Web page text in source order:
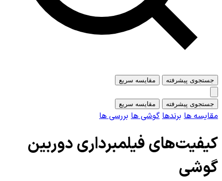
پیشرفته مقایسه سریع
پیشرفته مقایسه سریع
ها برندها گوشی ها بررسی ها
فیلمبرداری دوربین